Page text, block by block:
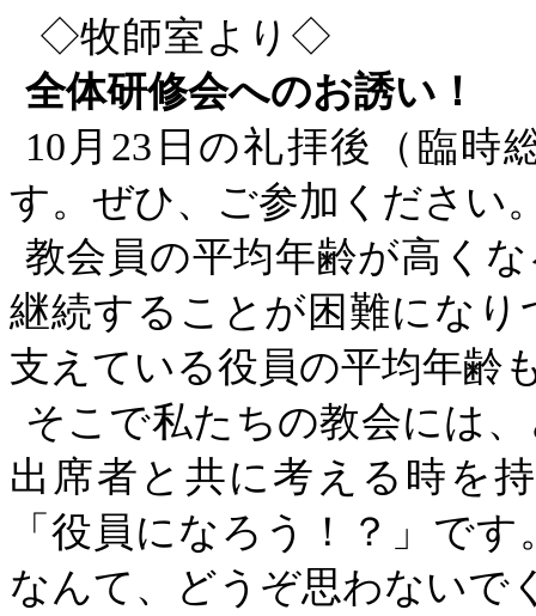
◇牧師室より ◇
全体研修会へのお誘い！
10 月 23 日の礼拝後（臨時
す。ぜひ、ご参加ください
教会員の平均年齢が高く
継続することが困難にな
支えている役員の平均年齢
そこで私たちの教会には
出席者と共に考える時を
「役員になろう！？」で
なんて、どうぞ思わないで